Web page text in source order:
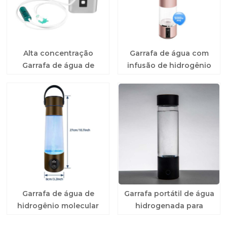
Alta concentração
Garrafa de água de
Garrafa de água com
infusão de hidrogênio
Garrafa de água de
hidrogênio molecular
Garrafa portátil de água
hidrogenada para